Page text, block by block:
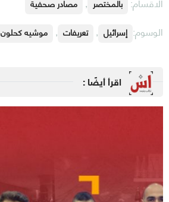
بالمختصر مصادر صحفية
الوسوم: إسرائيل , تعريفات , موشيه كحلون
اقرأ أيضًا :